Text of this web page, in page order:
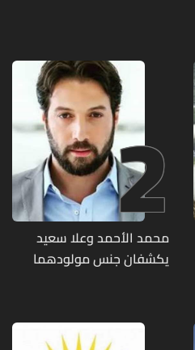
2
محمد الأحمد وعلا سعيد
يكشفان جنس مولودهما